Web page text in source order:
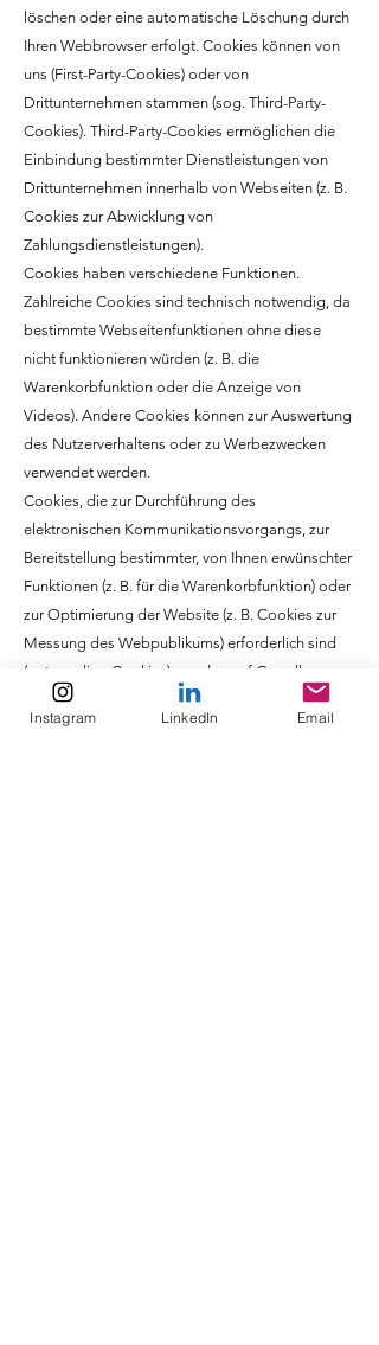
löschen oder eine automatische Löschung durch
Ihren Webbrowser erfolgt. Cookies können von
uns (First-Party-Cookies) oder von
Drittunternehmen stammen (sog. Third-Party-
Cookies). Third-Party-Cookies ermöglichen die
Einbindung bestimmter Dienstleistungen von
Drittunternehmen innerhalb von Webseiten (z. B.
Cookies zur Abwicklung von
Zahlungsdienstleistungen).
Cookies haben verschiedene Funktionen.
Zahlreiche Cookies sind technisch notwendig, da
bestimmte Webseitenfunktionen ohne diese
nicht funktionieren würden (z. B. die
Warenkorbfunktion oder die Anzeige von
Videos). Andere Cookies können zur Auswertung
des Nutzerverhaltens oder zu Werbezwecken
verwendet werden.
Cookies, die zur Durchführung des
elektronischen Kommunikationsvorgangs, zur
Bereitstellung bestimmter, von Ihnen erwünschter
Funktionen (z. B. für die Warenkorbfunktion) oder
zur Optimierung der Website (z. B. Cookies zur
Messung des Webpublikums) erforderlich sind
(notwendige Cookies), werden auf Grundlage
von Art. 6 Abs. 1 lit. f DSGVO gespeichert, sofern
keine andere Rechtsgrundlage angegeben wird.
Instagram LinkedIn Email